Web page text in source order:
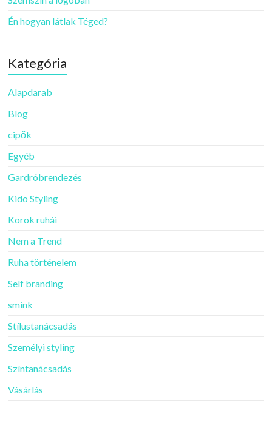
Én hogyan látlak Téged?
Kategória
Alapdarab
Blog
cipők
Egyéb
Gardróbrendezés
Kido Styling
Korok ruhái
Nem a Trend
Ruha történelem
Self branding
smink
Stílustanácsadás
Személyi styling
Színtanácsadás
Vásárlás